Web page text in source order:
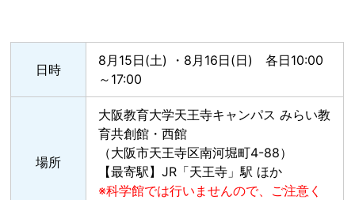
日時
8月15日(土) ・8月16日(日) 各日10:00
～17:00
場所
大阪教育大学天王寺キャンパス みらい教
育共創館・西館
（大阪市天王寺区南河堀町4-88）
【最寄駅】JR「天王寺」駅 ほか
※科学館では行いませんので、ご注意く